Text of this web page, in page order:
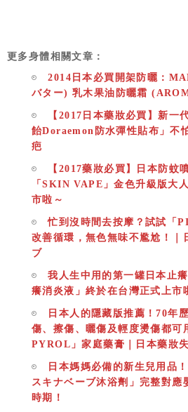
更多身體相關文章：
2014日本必買開架防曬：
バター) 乳木果油防曬霜
【2017日本藥妝必買】新一
飴Doraemon防水彈性貼布」不
疤
【2017藥妝必買】日本防蚊
「SKIN VAPE」金色升級版大
市啦～
忙到沒時間去按摩？試試「
改善循環，無色無味不尷尬！｜
ブ
我人生中用的第一罐日本止
癢消炎液」終於在台灣正式上市
日本人的隱藏版推薦！70年
傷、擦傷、曬傷及輕度燙傷都可
PYROL」家庭藥膏｜日本藥妝
日本媽媽必備的新生兒用品
スキナベーブ沐浴劑」完整對應
時期！